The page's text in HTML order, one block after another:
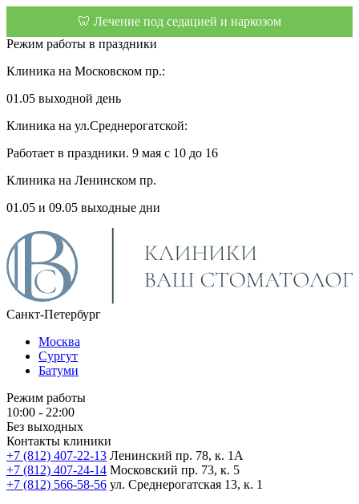
🦷 Лечение под седацией и наркозом
Режим работы в праздники
Клиника на Московском пр.:
01.05 выходной день
Клиника на ул.Среднерогатской:
Работает в праздники. 9 мая с 10 до 16
Клиника на Ленинском пр.
01.05 и 09.05 выходные дни
Санкт-Петербург
Москва
Сургут
Батуми
Режим работы
10:00 - 22:00
Без выходных
Контакты клиники
+7 (812) 407-22-13 Ленинский пр. 78, к. 1А
+7 (812) 407-24-14 Московский пр. 73, к. 5
+7 (812) 566-58-56 ул. Среднерогатская 13, к. 1